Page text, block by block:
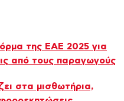
της ΕΑΕ 2025 για
από τους παραγωγούς
στα μισθωτήρια,